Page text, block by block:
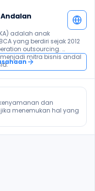
adalah anak
yang berdiri sejak 2012
outsourcing.
mitra bisnis andal
dan
menemukan hal yang